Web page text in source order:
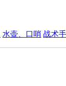
水壶、口哨 战术